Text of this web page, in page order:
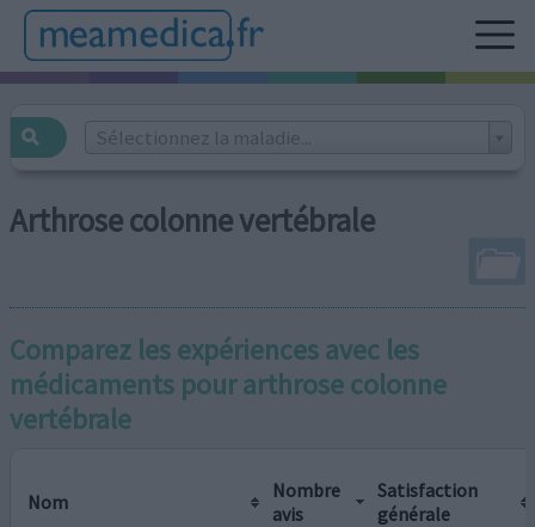
Sélectionnez la maladie...
Arthrose colonne vertébrale
Comparez les expériences avec les
médicaments pourarthrose colonne
vertébrale
Nom
Nombre
avis
Satisfaction
générale